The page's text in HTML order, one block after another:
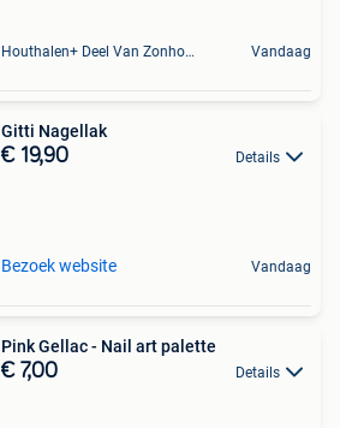
Houthalen+ Deel Van Zonhoven En Zolder Vandaag
Gitti Nagellak
€ 19,90 Details
Bezoek website Vandaag
Pink Gellac - Nail art palette
€ 7,00 Details